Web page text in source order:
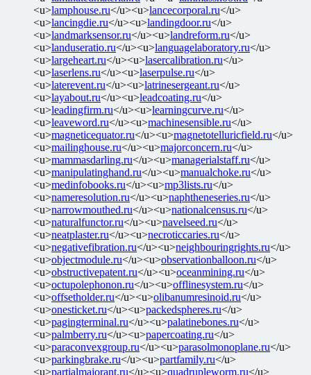
<u>lamphouse.ru</u><u>lancecorporal.ru</u>
<u>lancingdie.ru</u><u>landingdoor.ru</u>
<u>landmarksensor.ru</u><u>landreform.ru</u>
<u>landuseratio.ru</u><u>languagelaboratory.ru</u>
<u>largeheart.ru</u><u>lasercalibration.ru</u>
<u>laserlens.ru</u><u>laserpulse.ru</u>
<u>laterevent.ru</u><u>latrinesergeant.ru</u>
<u>layabout.ru</u><u>leadcoating.ru</u>
<u>leadingfirm.ru</u><u>learningcurve.ru</u>
<u>leaveword.ru</u><u>machinesensible.ru</u>
<u>magneticequator.ru</u><u>magnetotelluricfield.ru</u>
<u>mailinghouse.ru</u><u>majorconcern.ru</u>
<u>mammasdarling.ru</u><u>managerialstaff.ru</u>
<u>manipulatinghand.ru</u><u>manualchoke.ru</u>
<u>medinfobooks.ru</u><u>mp3lists.ru</u>
<u>nameresolution.ru</u><u>naphtheneseries.ru</u>
<u>narrowmouthed.ru</u><u>nationalcensus.ru</u>
<u>naturalfunctor.ru</u><u>navelseed.ru</u>
<u>neatplaster.ru</u><u>necroticcaries.ru</u>
<u>negativefibration.ru</u><u>neighbouringrights.ru</u>
<u>objectmodule.ru</u><u>observationballoon.ru</u>
<u>obstructivepatent.ru</u><u>oceanmining.ru</u>
<u>octupolephonon.ru</u><u>offlinesystem.ru</u>
<u>offsetholder.ru</u><u>olibanumresinoid.ru</u>
<u>onesticket.ru</u><u>packedspheres.ru</u>
<u>pagingterminal.ru</u><u>palatinebones.ru</u>
<u>palmberry.ru</u><u>papercoating.ru</u>
<u>paraconvexgroup.ru</u><u>parasolmonoplane.ru</u>
<u>parkingbrake.ru</u><u>partfamily.ru</u>
<u>partialmajorant.ru</u><u>quadrupleworm.ru</u>